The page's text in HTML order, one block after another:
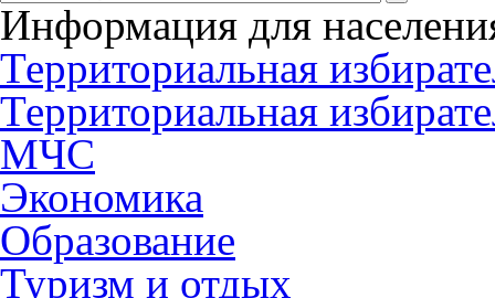
Информация для
Территориальная
Территориальная
МЧС
Экономика
Образование
Туризм и отдых